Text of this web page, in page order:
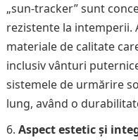
„sun-tracker” sunt
rezistente la intemperii.
materiale de calitate
inclusiv vânturi
sistemele de urmărire
lung, având o
Aspect estetic și